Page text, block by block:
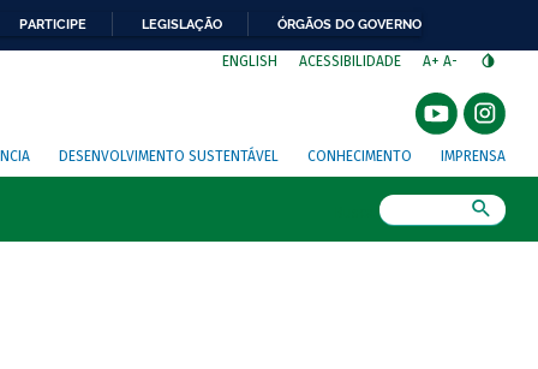
PARTICIPE LEGISLAÇÃO ÓRGÃOS DO GOVERNO
ENGLISH ACESSIBILIDADE A+ A-
DESENVOLVIMENTO SUSTENTÁVEL CONHECIMENTO IMPRENSA